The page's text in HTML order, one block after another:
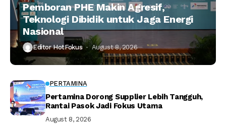
Pemboran PHE Makin Agresif,
Teknologi Dibidik untuk Jaga Energi
Nasional
Editor HotFokus August 8, 2026
PERTAMINA
Pertamina Dorong Supplier Lebih Tangguh,
Rantai Pasok Jadi Fokus Utama
August 8, 2026